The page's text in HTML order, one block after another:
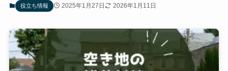
役立ち情報 2025年1月27日 2026年1月11日